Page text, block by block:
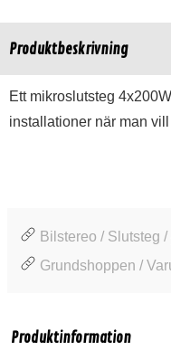
Produktbeskrivning
Ett mikroslutsteg
installationer när man
Bilstereo / Slutsteg /
Grundshoppen /
Produktinformation